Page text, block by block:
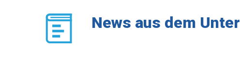
News aus dem